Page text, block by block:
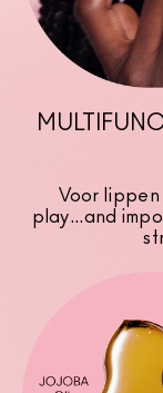
Voor lippen
play...and